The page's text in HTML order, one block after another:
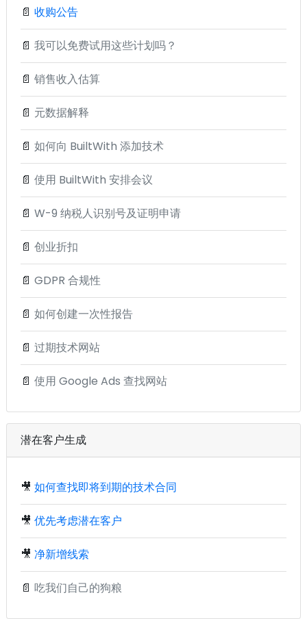
📄 收购公告
📄 我可以免费试用这些计划吗？
📄 销售收入估算
📄 元数据解释
📄 如何向 BuiltWith 添加技术
📄 使用 BuiltWith 安排会议
📄 W-9 纳税人识别号及证明申请
📄 创业折扣
📄 GDPR 合规性
📄 如何创建一次性报告
📄 过期技术网站
📄 使用 Google Ads 查找网站
潜在客户生成
🎥 如何查找即将到期的技术合同
🎥 优先考虑潜在客户
🎥 净新增线索
📄 吃我们自己的狗粮